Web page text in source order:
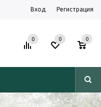
Вход Регистрация
0 0
0